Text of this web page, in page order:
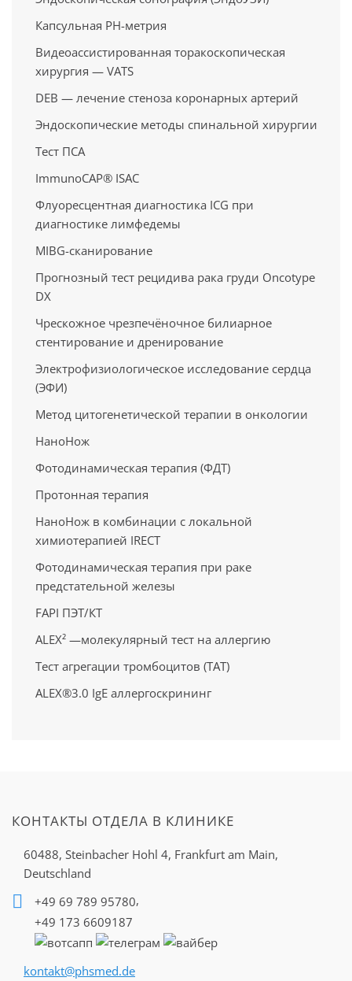
Капсульная PH-метрия
Видеоассистированная торакоскопическая
хирургия — VATS
DEB — лечение стеноза коронарных артерий
Эндоскопические методы спинальной хирургии
Тест ПСА
ImmunoCAP® ISAC
Флуоресцентная диагностика ICG при
диагностике лимфедемы
MIBG-сканирование
Прогнозный тест рецидива рака груди Oncotype
DX
Чрескожное чрезпечёночное билиарное
стентирование и дренирование
Электрофизиологическое исследование сердца
(ЭФИ)
Метод цитогенетической терапии в онкологии
НаноНож
Фотодинамическая терапия (ФДТ)
Протонная терапия
НаноНож в комбинации с локальной
химиотерапией IRECT
Фотодинамическая терапия при раке
предстательной железы
FAPI ПЭТ/КT
ALEX² —молекулярный тест на аллергию
Тест агрегации тромбоцитов (ТАТ)
ALEX®3.0 IgE аллергоскрининг
КОНТАКТЫ ОТДЕЛА В КЛИНИКЕ
60488, Steinbacher Hohl 4, Frankfurt am Main,
Deutschland
+49 69 789 95780,
+49 173 6609187
kontakt@phsmed.de